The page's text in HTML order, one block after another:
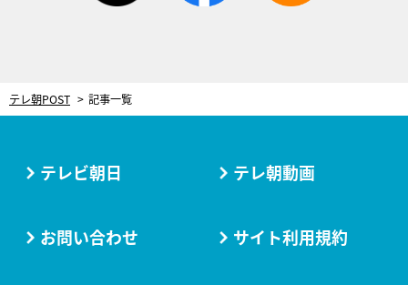
テレ朝POST 記事一覧
テレビ朝日 テレ朝動画
お問い合わせ サイト利用規約